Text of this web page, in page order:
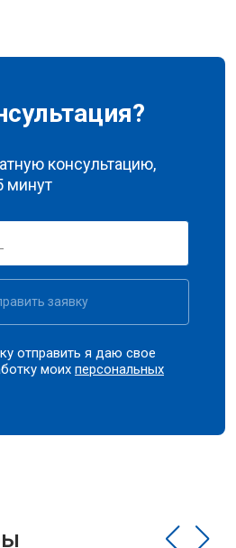
консультацию,
минут
заявку
отправить я даю свое
моихперсональных